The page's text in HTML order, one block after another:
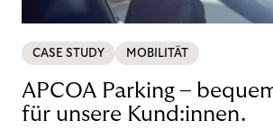
CASE STUDY MOBILITÄT
APCOA Parking –
für unsere Kund:innen.